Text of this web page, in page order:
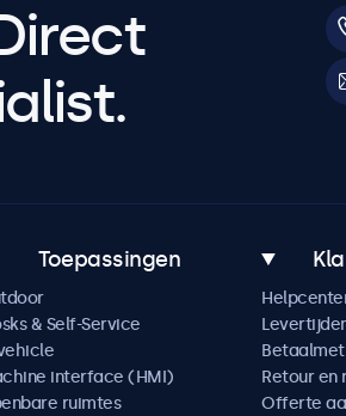
Toepassingen
& Self-Service
interface (HMI)
ruimtes
Retour en
Offerte